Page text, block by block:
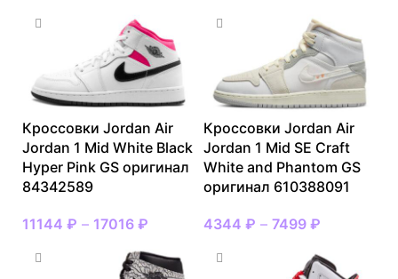
Кроссовки Jordan Air
Jordan 1 Mid White Black
Hyper Pink GS оригинал
84342589
11144 ₽ – 17016 ₽
Кроссовки Jordan Air
Jordan 1 Mid SE Craft
White and Phantom GS
оригинал 610388091
4344 ₽ – 7499 ₽